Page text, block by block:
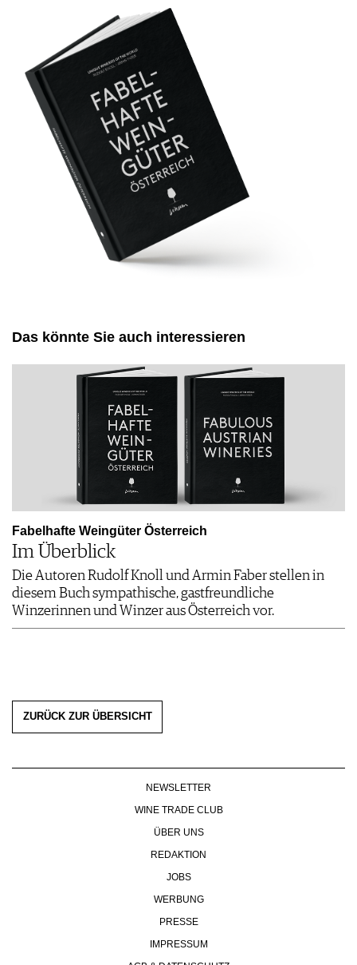
Das könnte Sie auch interessieren
Fabelhafte Weingüter Österreich
Im Überblick
Die Autoren Rudolf Knoll und Armin Faber stellen in
diesem Buch sympathische, gastfreundliche
Winzerinnen und Winzer aus Österreich vor.
ZURÜCK ZUR ÜBERSICHT
NEWSLETTER
WINE TRADE CLUB
ÜBER UNS
REDAKTION
JOBS
WERBUNG
PRESSE
IMPRESSUM